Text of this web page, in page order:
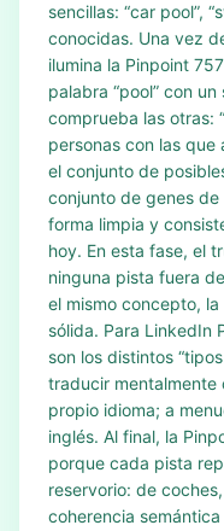
sencillas: “car pool”,
conocidas. Una vez
ilumina la Pinpoint
palabra “pool” con
comprueba las otras:
personas con las que
el conjunto de
conjunto de genes
forma limpia y
hoy. En esta fase, el
ninguna pista fuera
el mismo concepto,
sólida. Para LinkedIn
son los distintos
traducir mentalmente
propio idioma; a
inglés. Al final, la
porque cada pista
reservorio: de
coherencia